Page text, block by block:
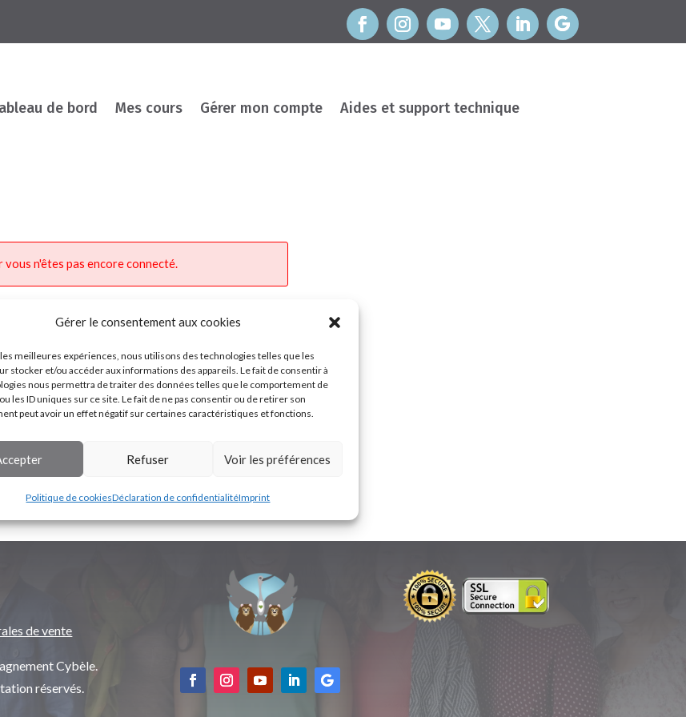
Gérer le consentement aux cookies
meilleures expériences, nous utilisons des technologies telles que les
stocker et/ou accéder aux informations des appareils. Le fait de consentir à
nous permettra de traiter des données telles que le comportement de
les ID uniques sur ce site. Le fait de ne pas consentir ou de retirer son
peut avoir un effet négatif sur certaines caractéristiques et fonctions.
Refuser Voir les préférences
Politique de cookiesDéclaration de confidentialitéImprint
de bord Mes cours Gérer mon compte Aides et support technique
n'êtes pas encore connecté.
de vente
Cybèle.
réservés.